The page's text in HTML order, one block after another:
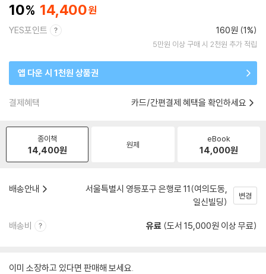
10 14,400
YES포인트 160원 (1%)
5만원 이상 구매 시 2천원 추가 적립
앱 다운 시 1천원 상품권
결제혜택 카드/간편결제 혜택을 확인하세요
종이책
14,400원 원제
eBook
14,000원
배송안내
서울특별시 영등포구 은행로 11(여의도동,
일신빌딩)
변경
배송비 유료 (도서 15,000원 이상 무료)
이미 소장하고 있다면 판매해 보세요.